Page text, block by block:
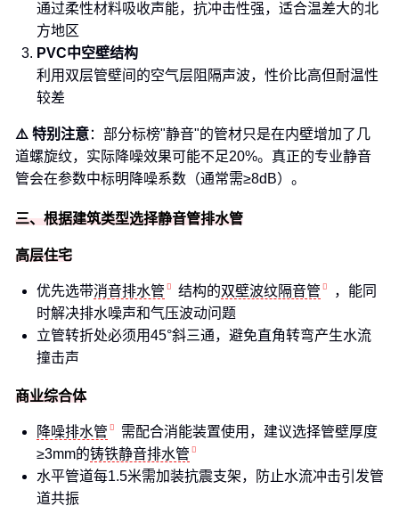
通过柔性材料吸收声能，抗冲击性强，适合温差大的北
方地区
PVC中空壁结构
利用双层管壁间的空气层阻隔声波，性价比高但耐温性
较差
⚠️ 特别注意：部分标榜"静音"的管材只是在内壁增加了几
道螺旋纹，实际降噪效果可能不足20%。真正的专业静音
管会在参数中标明降噪系数（通常需≥8dB）。
三、根据建筑类型选择静音管排水管
高层住宅
优先选带消音排水管 结构的双壁波纹隔音管
，能同
时解决排水噪声和气压波动问题
立管转折处必须用45°斜三通，避免直角转弯产生水流
撞击声
商业综合体
降噪排水管
需配合消能装置使用，建议选择管壁厚度
≥3mm的铸铁静音排水管
水平管道每1.5米需加装抗震支架，防止水流冲击引发管
道共振